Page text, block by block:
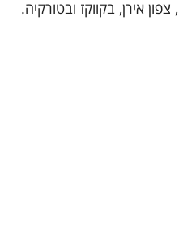
אירן, בקווקז ובטורקיה.